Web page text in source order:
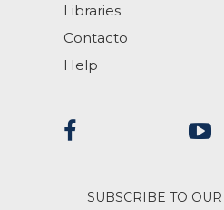
Libraries
Contacto
Help
SUBSCRIBE TO